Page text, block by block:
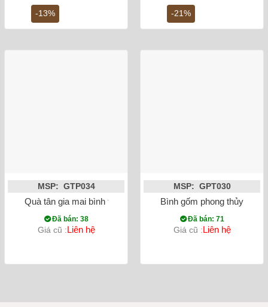
-13%
6,500,000 ₫.
-21%
MSP: GTP034
Quà tân gia mai bình tích lộc mã đáo thành công dát vàng
Đã bán: 38
Giá cũ :Liên hệ
MSP: GPT030
Bình gốm phong thủy mai
Đã bán: 71
Giá cũ :Liên hệ